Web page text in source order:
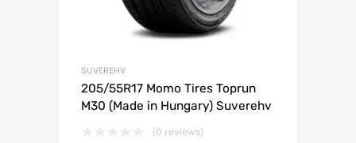
SUVEREHV
205/55R17 Momo Tires Toprun
M30 (Made in Hungary) Suverehv
(0 reviews)